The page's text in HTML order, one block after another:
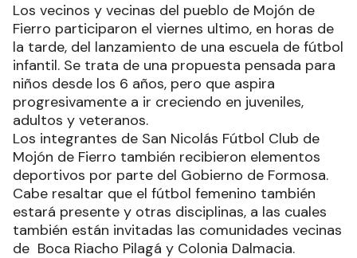
Los vecinos y vecinas del pueblo de Mojón de
Fierro participaron el viernes ultimo, en horas de
la tarde, del lanzamiento de una escuela de fútbol
infantil. Se trata de una propuesta pensada para
niños desde los 6 años, pero que aspira
progresivamente a ir creciendo en juveniles,
adultos y veteranos.
Los integrantes de San Nicolás Fútbol Club de
Mojón de Fierro también recibieron elementos
deportivos por parte del Gobierno de Formosa.
Cabe resaltar que el fútbol femenino también
estará presente y otras disciplinas, a las cuales
también están invitadas las comunidades vecinas
de Boca Riacho Pilagá y Colonia Dalmacia.